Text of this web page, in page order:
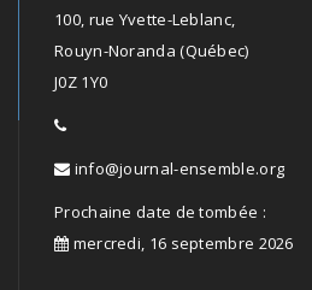
100, rue Yvette-Leblanc,
Rouyn-Noranda (Québec)
J0Z 1Y0
info@journal-ensemble.org
Prochaine date de tombée :
mercredi, 16 septembre 2026